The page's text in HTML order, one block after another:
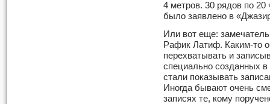
4 метров. 30 рядов по 20
было заявлено в
Или вот еще:
Рафик Латиф. Каким-то
перехватывать и
специально созданных
стали показывать
Иногда бывают очень
записях те, кому